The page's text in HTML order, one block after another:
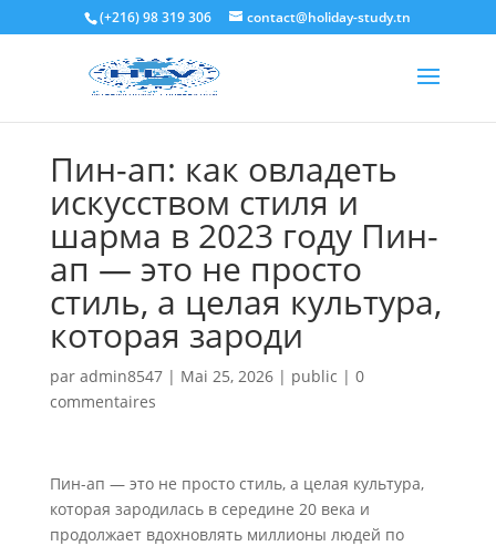
(+216) 98 319 306 contact@holiday-study.tn
Пин-ап: как овладеть
искусством стиля и
шарма в 2023 году Пин-
ап — это не просто
стиль, а целая культура,
которая зароди
par admin8547| Mai 25, 2026| public | 0
commentaires
Пин-ап — это не просто стиль, а целая культура,
которая зародилась в середине 20 века и
продолжает вдохновлять миллионы людей по